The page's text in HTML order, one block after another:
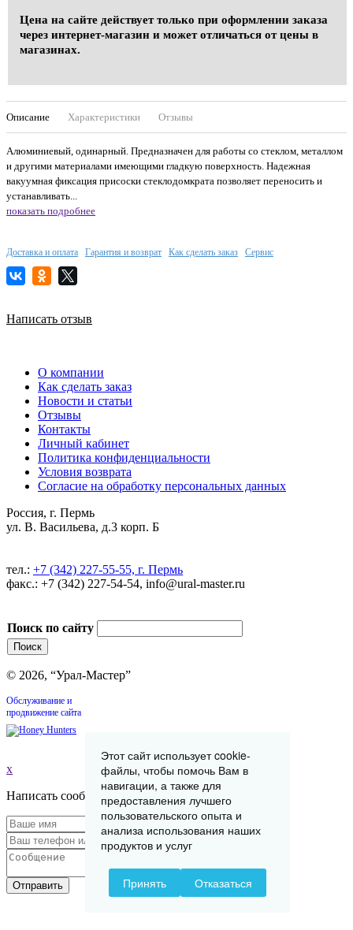
Цена на сайте действует только при оформлении заказа
через интернет-магазин и может отличаться от цены в
магазинах.
Описание Характеристики Отзывы
Алюминиевый, одинарный. Предназначен для работы со стеклом, металлом
и другими материалами имеющими гладкую поверхность. Надежная
вакуумная фиксация присоски стеклодомкрата позволяет переносить и
устанавливать...
показать подробнее
Доставка и оплата Гарантия и возврат Как сделать заказ Сервис
Написать отзыв
О компании
Как сделать заказ
Новости и статьи
Отзывы
Контакты
Личный кабинет
Политика конфиденциальности
Условия возврата
Согласие на обработку персональных данных
Россия, г. Пермь
ул. В. Васильева, д.3 корп. Б
тел.: +7 (342) 227-55-55, г. Пермь
факс.: +7 (342) 227-54-54, info@ural-master.ru
Поиск по сайту
© 2026, “Урал-Мастер”
Обслуживание и
продвижение сайта
x
Написать сообщение
Отправить
Этот сайт использует cookie-
файлы, чтобы помочь Вам в
навигации, а также для
предоставления лучшего
пользовательского опыта и
анализа использования наших
продуктов и услуг
Принять Отказаться